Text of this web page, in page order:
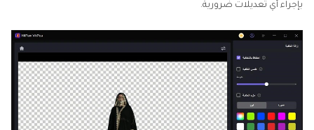
بإجراء أي تعديلات ضرورية.